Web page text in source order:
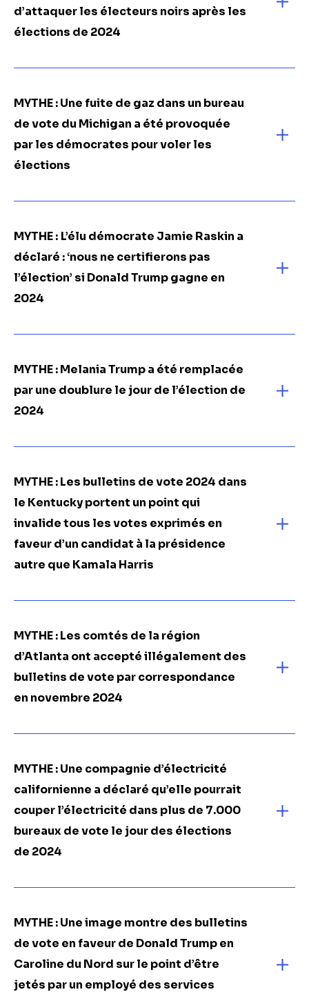
d’attaquer les électeurs noirs après les
élections de 2024
MYTHE : Une fuite de gaz dans un bureau
de vote du Michigan a été provoquée
par les démocrates pour voler les
élections
MYTHE : L’élu démocrate Jamie Raskin a
déclaré : ‘nous ne certifierons pas
l’élection’ si Donald Trump gagne en
2024
MYTHE : Melania Trump a été remplacée
par une doublure le jour de l’élection de
2024
MYTHE : Les bulletins de vote 2024 dans
le Kentucky portent un point qui
invalide tous les votes exprimés en
faveur d’un candidat à la présidence
autre que Kamala Harris
MYTHE : Les comtés de la région
d’Atlanta ont accepté illégalement des
bulletins de vote par correspondance
en novembre 2024
MYTHE : Une compagnie d’électricité
californienne a déclaré qu’elle pourrait
couper l’électricité dans plus de 7.000
bureaux de vote le jour des élections
de 2024
MYTHE : Une image montre des bulletins
de vote en faveur de Donald Trump en
Caroline du Nord sur le point d’être
jetés par un employé des services